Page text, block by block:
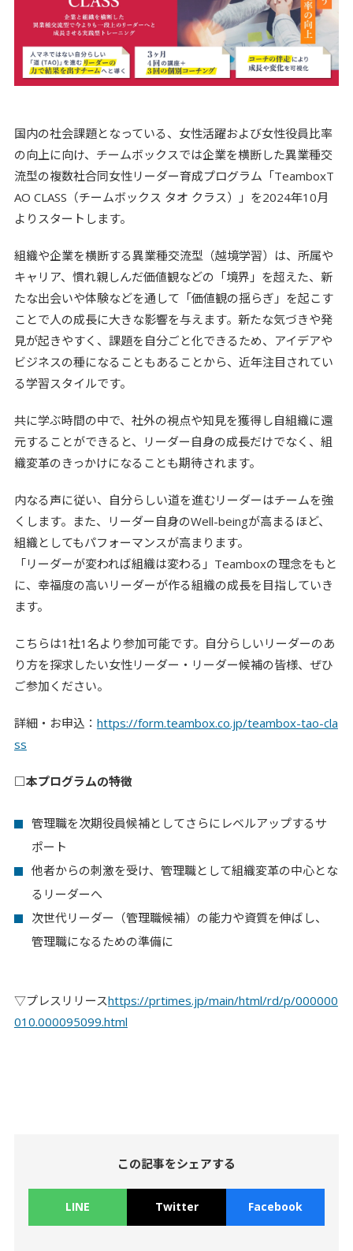
資料請求
お問い合わせ
個人情報保護方針
利用規約
国内の社会課題となっている、女性活躍および女性役員比率
の向上に向け、チームボックスでは企業を横断した異業種交
流型の複数社合同女性リーダー育成プログラム「TeamboxT
AO CLASS（チームボックス タオ クラス）」を2024年10月
よりスタートします。
組織や企業を横断する異業種交流型（越境学習）は、所属や
キャリア、慣れ親しんだ価値観などの「境界」を超えた、新
たな出会いや体験などを通して「価値観の揺らぎ」を起こす
ことで人の成長に大きな影響を与えます。新たな気づきや発
見が起きやすく、課題を自分ごと化できるため、アイデアや
ビジネスの種になることもあることから、近年注目されてい
る学習スタイルです。
共に学ぶ時間の中で、社外の視点や知見を獲得し自組織に還
元することができると、リーダー自身の成長だけでなく、組
織変革のきっかけになることも期待されます。
内なる声に従い、自分らしい道を進むリーダーはチームを強
くします。また、リーダー自身のWell-beingが高まるほど、
組織としてもパフォーマンスが高まります。
「リーダーが変われば組織は変わる」Teamboxの理念をもと
に、幸福度の高いリーダーが作る組織の成長を目指していき
ます。
こちらは1社1名より参加可能です。 自分らしいリーダーのあ
り方を探求したい女性リーダー・リーダー候補の皆様、ぜひ
ご参加ください。
詳細・お申込： https://form.teambox.co.jp/teambox-tao-cla
ss
□本プログラムの特徴
管理職を次期役員候補としてさらにレベルアップするサ
ポート
他者からの刺激を受け、管理職として組織変革の中心とな
るリーダーへ
次世代リーダー（管理職候補）の能力や資質を伸ばし、
管理職になるための準備に
▽プレスリリースhttps://prtimes.jp/main/html/rd/p/000000
010.000095099.html
この記事をシェアする
LINE Twitter Facebook